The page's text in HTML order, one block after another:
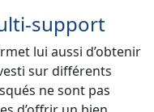
support
lui aussi d’obtenir
sur différents
ne sont pas